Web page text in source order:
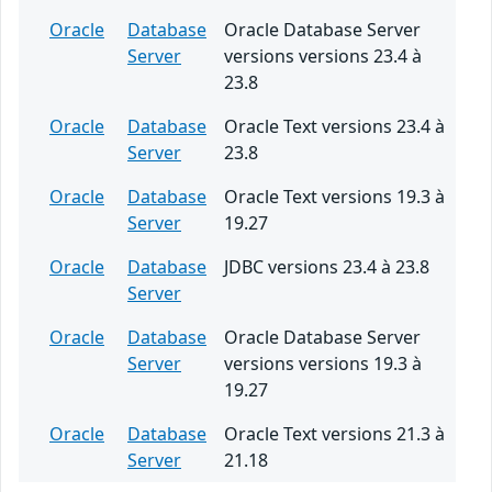
Oracle
Database
Server
Oracle Database Server
versions versions 23.4 à
23.8
Oracle
Database
Server
Oracle Text versions 23.4 à
23.8
Oracle
Database
Server
Oracle Text versions 19.3 à
19.27
Oracle
Database
Server
JDBC versions 23.4 à 23.8
Oracle
Database
Server
Oracle Database Server
versions versions 19.3 à
19.27
Oracle
Database
Server
Oracle Text versions 21.3 à
21.18